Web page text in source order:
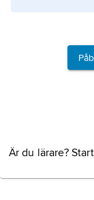
Är du lärare?